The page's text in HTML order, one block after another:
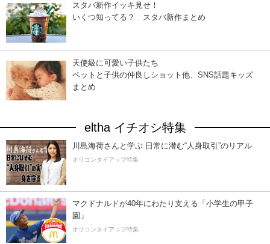
スタバ新作イッキ見せ！
いくつ知ってる？ スタバ新作まとめ
天使級に可愛い子供たち
ペットと子供の仲良しショット他、SNS話題キッズ
まとめ
eltha イチオシ特集
川島海荷さんと学ぶ 日常に潜む“人身取引”のリアル
オリコンタイアップ特集
マクドナルドが40年にわたり支える「小学生の甲子
園」
オリコンタイアップ特集